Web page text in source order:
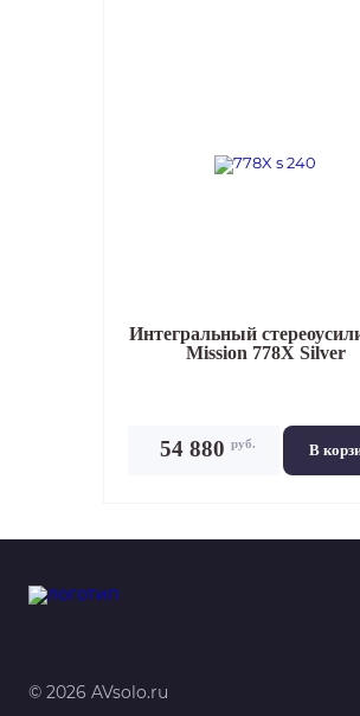
Интегральный
Mission 778X Silver
В
54 880 руб.
© 2026 AVsolo.ru